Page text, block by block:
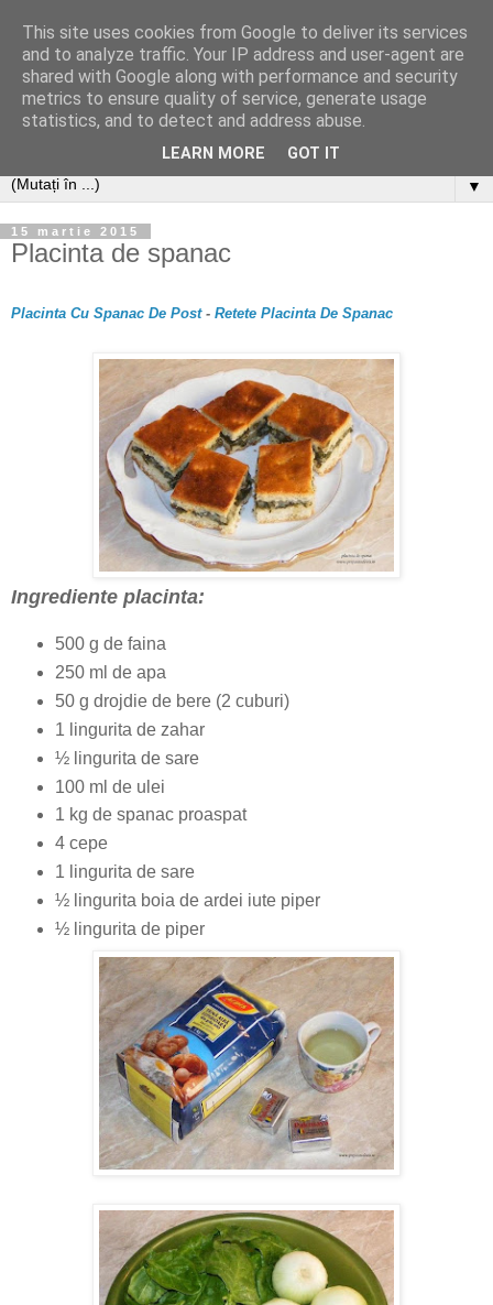
▼
15 martie 2015
Placinta de spanac
Placinta Cu Spanac De Post- Retete Placinta De Spanac
Ingrediente placinta:
500 g de faina
250 ml de apa
50 g drojdie de bere (2 cuburi)
1 lingurita de zahar
½ lingurita de sare
100 ml de ulei
1 kg de spanac proaspat
4 cepe
1 lingurita de sare
½ lingurita boia de ardei iute piper
½ lingurita de piper
This site uses cookies from Google to deliver its services
and to analyze traffic. Your IP address and user-agent are
shared with Google along with performance and security
metrics to ensure quality of service, generate usage
statistics, and to detect and address abuse.
LEARN MORE GOT IT